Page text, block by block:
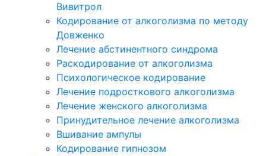
Вивитрол
Кодирование от алкоголизма по методу
Довженко
Лечение абстинентного синдрома
Раскодирование от алкоголизма
Психологическое кодирование
Лечение подросткового алкоголизма
Лечение женского алкоголизма
Принудительное лечение алкоголизма
Вшивание ампулы
Кодирование гипнозом